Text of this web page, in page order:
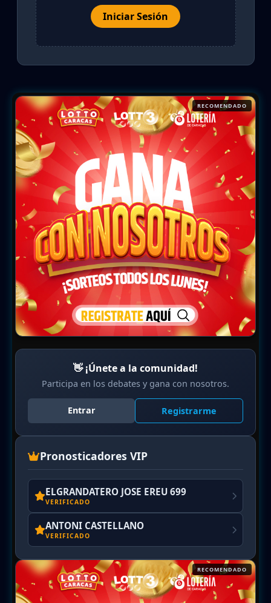
Iniciar Sesión
RECOMENDADO
👋 ¡Únete a la comunidad!
Participa en los debates y gana con nosotros.
Entrar Registrarme
Pronosticadores VIP
ELGRANDATERO JOSE EREU 699
VERIFICADO
ANTONI CASTELLANO
VERIFICADO
RECOMENDADO